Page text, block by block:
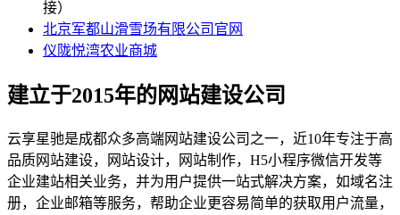
接）
北京军都山滑雪场有限公司官网
仪陇悦湾农业商城
建立于2015年的网站建设公司
云享星驰是成都众多高端网站建设公司之一，近10年专注于高
品质网站建设，网站设计，网站制作，H5小程序微信开发等
企业建站相关业务，并为用户提供一站式解决方案，如域名注
册，企业邮箱等服务，帮助企业更容易简单的获取用户流量，